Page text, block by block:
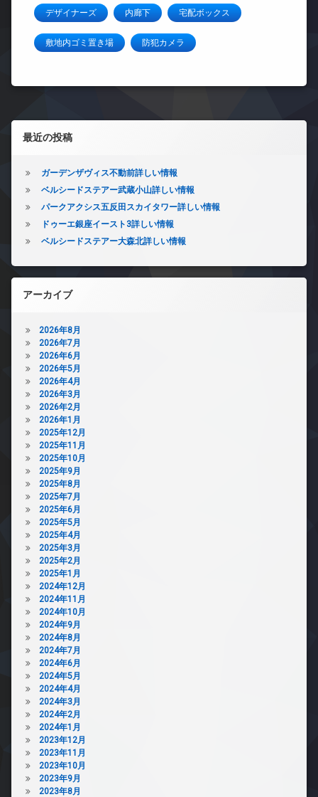
デザイナーズ 内廊下 宅配ボックス
敷地内ゴミ置き場 防犯カメラ
左サイドバー
最近の投稿
ガーデンザヴィス不動前詳しい情報
ベルシードステアー武蔵小山詳しい情報
パークアクシス五反田スカイタワー詳しい情報
ドゥーエ銀座イースト3詳しい情報
ベルシードステアー大森北詳しい情報
アーカイブ
2026年8月
2026年7月
2026年6月
2026年5月
2026年4月
2026年3月
2026年2月
2026年1月
2025年12月
2025年11月
2025年10月
2025年9月
2025年8月
2025年7月
2025年6月
2025年5月
2025年4月
2025年3月
2025年2月
2025年1月
2024年12月
2024年11月
2024年10月
2024年9月
2024年8月
2024年7月
2024年6月
2024年5月
2024年4月
2024年3月
2024年2月
2024年1月
2023年12月
2023年11月
2023年10月
2023年9月
2023年8月